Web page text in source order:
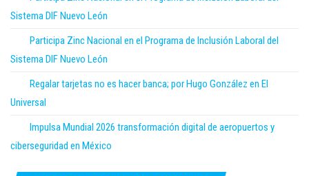
Sistema DIF Nuevo León
Participa Zinc Nacional en el Programa de Inclusión Laboral del
Sistema DIF Nuevo León
Regalar tarjetas no es hacer banca; por Hugo González en El
Universal
Impulsa Mundial 2026 transformación digital de aeropuertos y
ciberseguridad en México